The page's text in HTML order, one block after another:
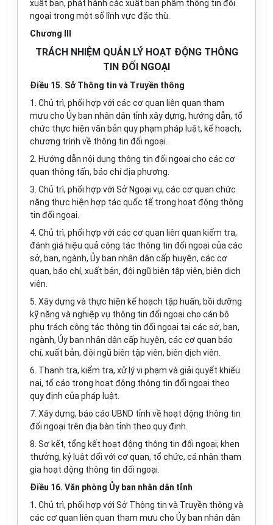
xuất bản, phát hành các xuất bản phẩm thông tin đối
ngoại trong một số lĩnh vực đặc thù.
Chương III
TRÁCH NHIỆM QUẢN LÝ HOẠT ĐỘNG THÔNG
TIN ĐỐI NGOẠI
Điều 15. Sở Thông tin và Truyền thông
1. Chủ trì, phối hợp với các cơ quan liên quan tham
mưu cho Ủy ban nhân dân tỉnh xây dựng, hướng dẫn, tổ
chức thực hiện văn bản quy phạm pháp luật, kế hoạch,
chương trình về thông tin đối ngoại.
2. Hướng dẫn nội dung thông tin đối ngoại cho các cơ
quan thông tấn, báo chí địa phương
3. Chủ trì, phối hợp với Sở Ngoại vụ, các cơ quan chức
năng thực hiện hợp tác quốc tế trong hoạt động thông
tin đối ngoại
4. Chủ trì, phối hợp với các cơquan liên quan kiểm tra,
đánh giá hiệu quả công tác thông tin đối ngoại của các
sở, ban, ngành, Ủy ban nhân dân cấp huyện, các cơ
quan, báo chí, xuất bản, đội ngũ biên tập viên, biên dịch
viên.
5. Xây dựng và thực hiện kế hoạch tập huấn, bồi dưỡng
kỹ năng và nghiệp vụ thông tin đối ngoại cho cán bộ
phụ trách công tác thông tin đối ngoại tại các sở, ban,
ngành, Ủy ban nhân dân cấp huyện, các cơ quan báo
chí, xuất bản, đội ngũ biên tập viên, biên dịch viên.
6. Thanh tra, kiểm tra, xử lý vi phạm và giải quyết khiếu
nại, tố cáo trong hoạt động thông tin đối ngoại theo
quy định của pháp luật.
7. Xây dựng, báo cáo UBND tỉnh về hoạt động thông tin
đối ngoại trên địa bàn tỉnh theo quy định.
8. Sơ kết, tổng kết hoạt động thông tin đối ngoại; khen
thưởng, kỷ luật đối với cơ quan, tổ chức, cá nhân tham
gia hoạt động thông tin đối ngoại.
Điều 16. Văn phòng Ủy ban nhân dân tỉnh
1. Chủ trì, phối hợp với Sở Thông tin và Truyền thông và
các cơ quan liên quan tham mưu cho Ủy ban nhân dân